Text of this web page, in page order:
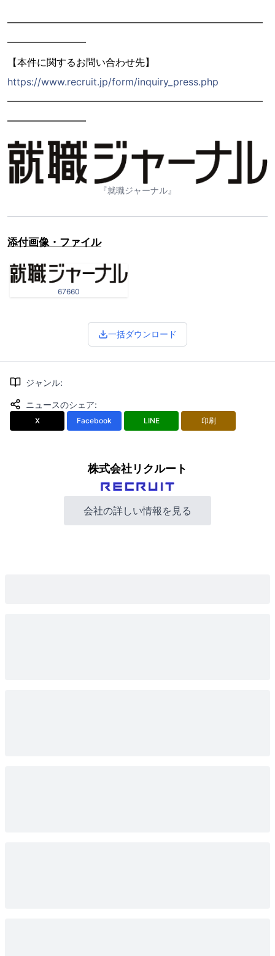
━━━━━━━━━━━━━━━━━━━━━━━━━━
━━━━━━━━
【本件に関するお問い合わせ先】
https://www.recruit.jp/form/inquiry_press.php
━━━━━━━━━━━━━━━━━━━━━━━━━━
━━━━━━━━
『就職ジャーナル』
添付画像・ファイル
67660
一括ダウンロード
ジャンル:
ニュースのシェア:
X Facebook LINE 印刷
株式会社リクルート
会社の詳しい情報を見る